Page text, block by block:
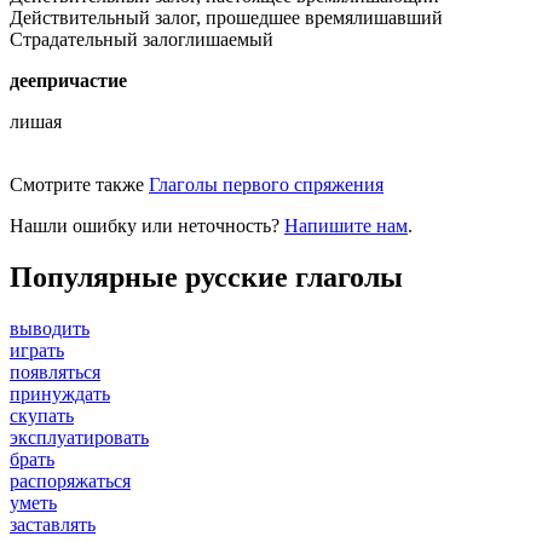
Действительный залог, прошедшее времялишавший
Страдательный залоглишаемый
деепричастие
лишая
Смотрите также Глаголы первого спряжения
Нашли ошибку или неточность? Напишите нам.
Популярные русские глаголы
выводить
играть
появляться
принуждать
скупать
эксплуатировать
брать
распоряжаться
уметь
заставлять